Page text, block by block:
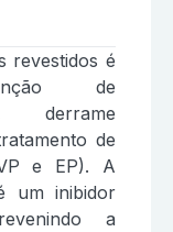
revestidos é
de
derrame
de
e EP). A
um inibidor
a